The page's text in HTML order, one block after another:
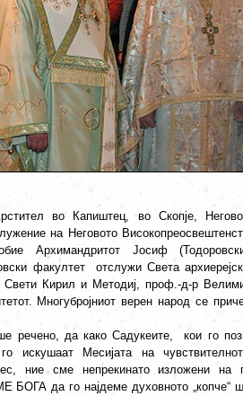
во Капиштец, во Скопје,
на Неговото
Архимандритот Јосиф
факултет отслужи Света
Свети Кирил и Методиј, проф.-д-р
Многубројниот верен народ се
речено, да како Садукеите, кои го
искушаат Месијата на
ние сме непрекинато изложени на
да го најдеме духовното „копче“